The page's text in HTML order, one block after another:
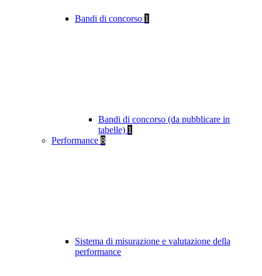
Bandi di concorso 1
Bandi di concorso (da pubblicare in
tabelle) 1
Performance 8
Sistema di misurazione e valutazione della
performance